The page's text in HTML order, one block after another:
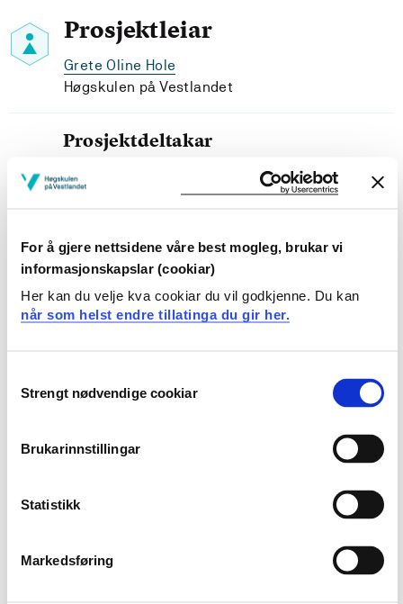
For å gjere nettsidene våre best mogleg, brukar vi
informasjonskapslar (cookiar)
Her kan du velje kva cookiar du vil godkjenne. Du kan
når som helst endre tillatinga du gir her.
Selection
Strengt nødvendige cookiar
Brukarinnstillingar
Statistikk
Markedsføring
Prosjektleiar
Grete Oline Hole
Høgskulen på Vestlandet
Prosjektdeltakar
Liv Irene Ruud
Institutt for helse og funksjon, HVL
Sykepleie, Bergen, HVL
Marit Hegg Reime
Spesialsykepleie, HVL
Tone Johnsgaard
Spesialsykepleie, HVL
Prosjekteigar
Prosjektperiode